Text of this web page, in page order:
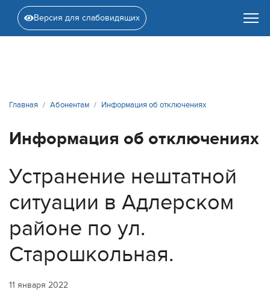
Версия для слабовидящих
Главная Абонентам Информация об отключениях
Информация об отключениях
Устранение нештатной
ситуации в Адлерском
районе по ул.
Старошкольная.
11 января 2022